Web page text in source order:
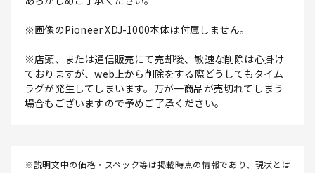
※画像のPioneer XDJ-1000本体は付属しません。
※店頭、または通信販売にて売却後、敏速な削除は心掛け
ておりますが、web上から削除をする際どうしてもタイム
ラグが発生してしまいます。万が一商品が売切れてしまう
場合もございますので予めご了承ください。
※説明文中の価格・スペック等は掲載時点の情報であり、現状とは